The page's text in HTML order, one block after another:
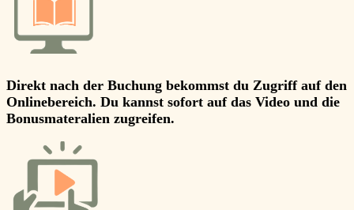
Direkt nach der Buchung bekommst du Zugriff auf den
Onlinebereich. Du kannst sofort auf das Video und die
Bonusmateralien zugreifen.